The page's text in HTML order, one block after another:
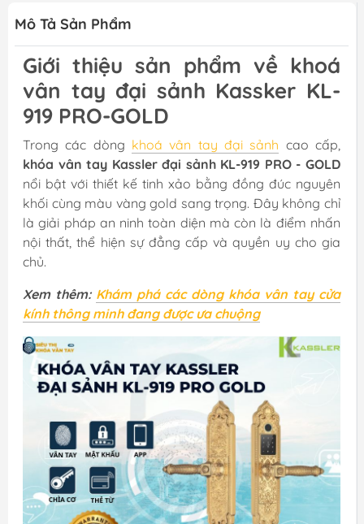
Mô Tả Sản Phẩm
Giới thiệu sản phẩm về khoá
vân tay đại sảnh Kassker KL-
919 PRO-GOLD
Trong các dòng khoá vân tay đại sảnh cao cấp,
khóa vân tay Kassler đại sảnh KL-919 PRO - GOLD
nổi bật với thiết kế tinh xảo bằng đồng đúc nguyên
khối cùng màu vàng gold sang trọng. Đây không chỉ
là giải pháp an ninh toàn diện mà còn là điểm nhấn
nội thất, thể hiện sự đẳng cấp và quyền uy cho gia
chủ.
Xem thêm: Khám phá các dòng khóa vân tay cửa
kính thông minh đang được ưa chuộng